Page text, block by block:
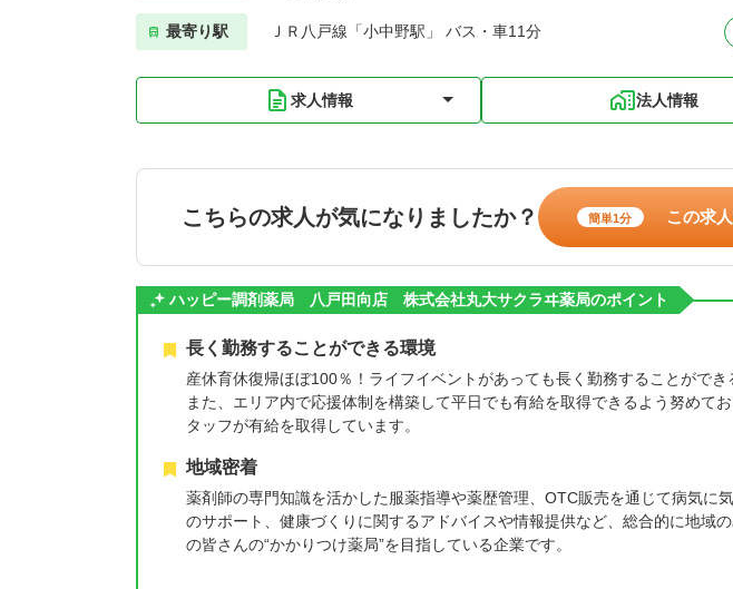
最寄り駅 ＪＲ八戸線「小中野駅」 バス・車11分
求人情報 法人情報
こちらの求人が気になりましたか？ 簡単1分 この求
ハッピー調剤薬局 八戸田向店 株式会社丸大サクラヰ薬局のポイント
長く勤務することができる環境
産休育休復帰ほぼ100％！ライフイベントがあっても長く勤務することができ
また、エリア内で応援体制を構築して平日でも有給を取得できるよう努めて
タッフが有給を取得しています。
地域密着
薬剤師の専門知識を活かした服薬指導や薬歴管理、OTC販売を通じて病気に
のサポート、健康づくりに関するアドバイスや情報提供など、総合的に地域
の皆さんの“かかりつけ薬局”を目指している企業です。